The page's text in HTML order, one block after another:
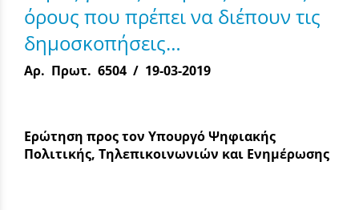
όρους που πρέπει να διέπουν τις
δημοσκοπήσεις…
Αρ. Πρωτ. 6504 / 19-03-2019
Ερώτηση προς τον Υπουργό Ψηφιακής
Πολιτικής, Τηλεπικοινωνιών και Ενημέρωσης